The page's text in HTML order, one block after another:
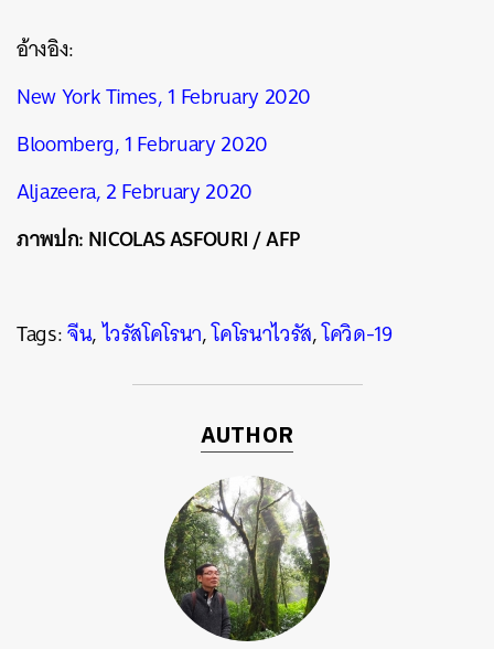
อ้างอิง:
New York Times, 1 February 2020
Bloomberg, 1 February 2020
Aljazeera, 2 February 2020
ภาพปก: NICOLAS ASFOURI / AFP
Tags:จีน,ไวรัสโคโรนา,โคโรนาไวรัส,โควิด-19
AUTHOR